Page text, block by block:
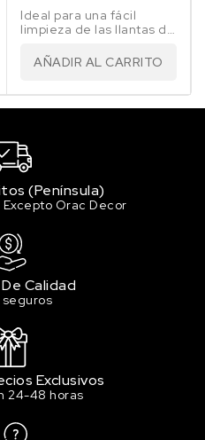
Ideal para una fácil
limpieza de las llantas de
AÑADIR AL CARRITO
(Península)
Orac Decor
Calidad
seguros
Exclusivos
24-48 horas